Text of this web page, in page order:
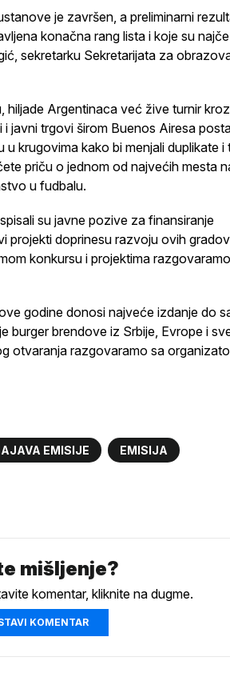
je završen, a preliminarni
konačna rang lista i koje su
sekretarku Sekretarijata za
hiljade Argentinaca već žive turnir kroz
i javni trgovi širom Buenos Airesa
u krugovima kako bi menjali duplikate i
priču o jednom od najvećih mesta
u fudbalu.
su javne pozive za finansiranje
projekti doprinesu razvoju ovih
konkursu i projektima
godine donosi najveće izdanje do
burger brendove iz Srbije, Evrope i
otvaranja razgovaramo sa
EMISIJE EMISIJA
mišljenje?
komentar, kliknite na dugme.
KOMENTAR